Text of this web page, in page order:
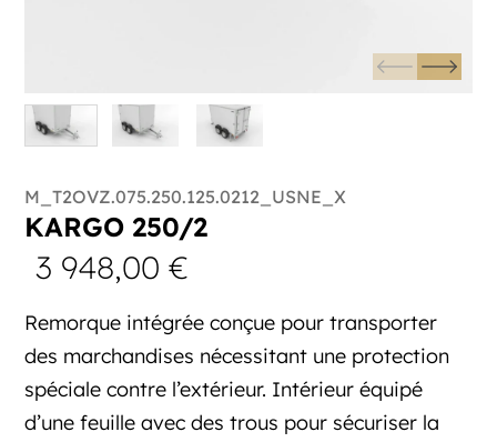
M_T2OVZ.075.250.125.0212_USNE_X
KARGO 250/2
3 948,00€
Remorque intégrée conçue pour transporter
des marchandises nécessitant une protection
spéciale contre l’extérieur. Intérieur équipé
d’une feuille avec des trous pour sécuriser la